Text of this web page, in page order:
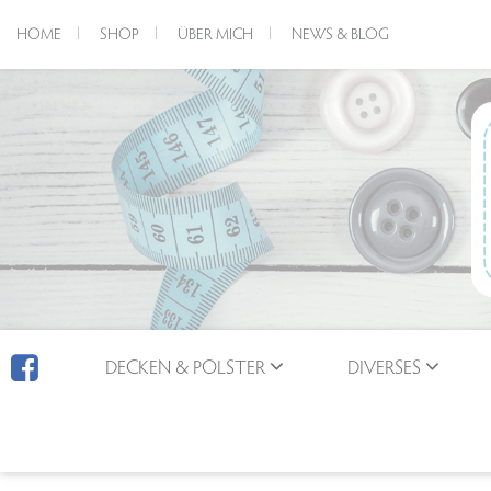
HOME SHOP ÜBER MICH NEWS & BLOG
DECKEN & POLSTER DIVERSES